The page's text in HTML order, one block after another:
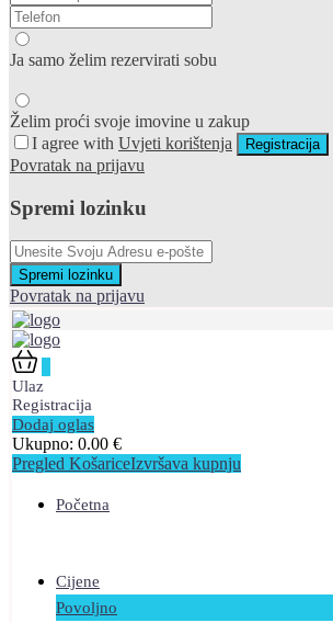
Ja samo želim rezervirati sobu
Želim proći svoje imovine u zakup
I agree with Uvjeti korištenja Registracija
Povratak na prijavu
Spremi lozinku
Spremi lozinku
Povratak na prijavu
Ulaz
Registracija
Dodaj oglas
Ukupno: 0.00 €
Pregled KošariceIzvršava kupnju
Početna
Cijene
Povoljno